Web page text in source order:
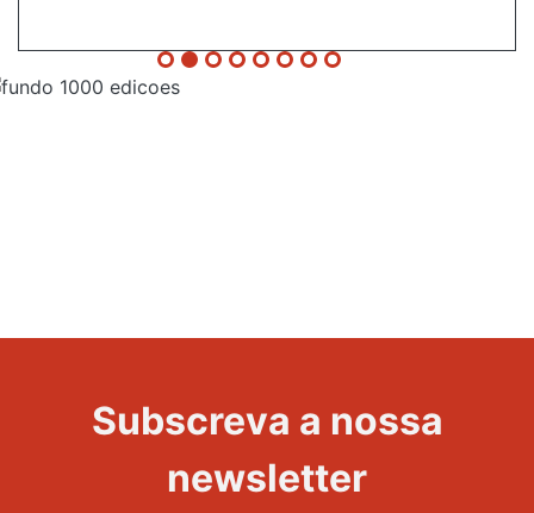
Subscreva a nossa
newsletter